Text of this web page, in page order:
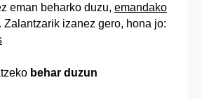
eman beharko duzu, emandako
. Zalantzarik izanez gero, hona jo:
behar duzun